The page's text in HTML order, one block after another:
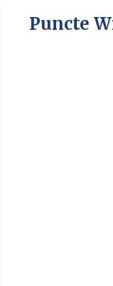
Puncte